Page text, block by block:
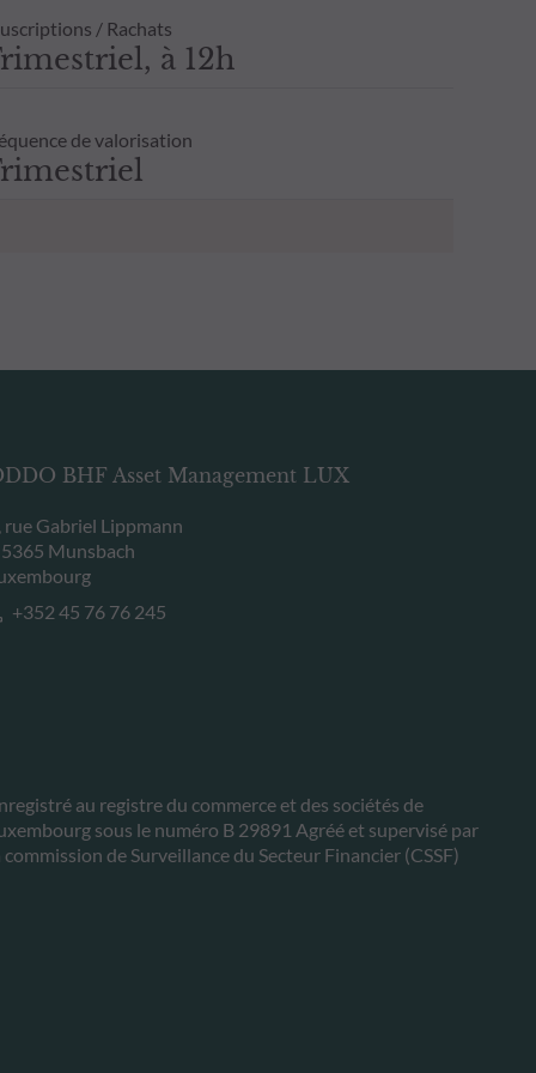
/ Rachats
à 12h
de valorisation
BHF Asset Management LUX
rue Gabriel Lippmann
Munsbach
+352 45 76 76 245
au registre du commerce et des sociétés de
sous le numéro B 29891 Agréé et supervisé par
commission de Surveillance du Secteur Financier (CSSF)